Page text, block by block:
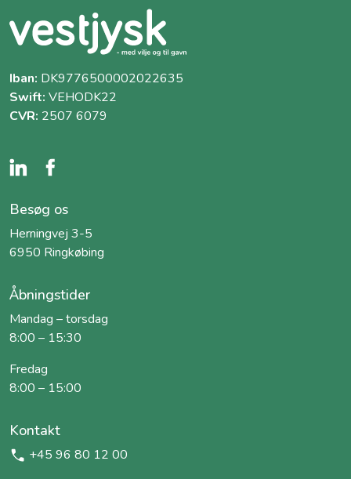
Iban: DK9776500002022635
Swift: VEHODK22
CVR: 2507 6079
Besøg os
Herningvej 3-5
6950 Ringkøbing
Åbningstider
Mandag – torsdag
8:00 – 15:30
Fredag
8:00 – 15:00
Kontakt
+45 96 80 12 00